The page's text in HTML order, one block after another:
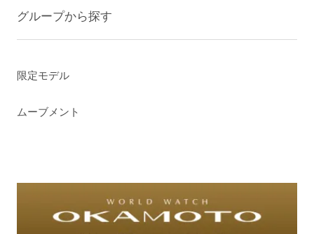
グループから探す
限定モデル
ムーブメント